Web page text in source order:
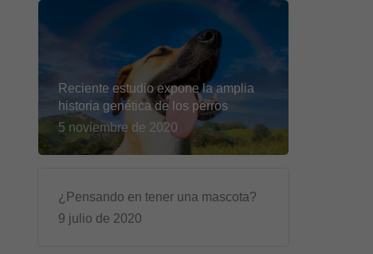
Reciente estudio expone la amplia
historia genética de los perros
5 noviembre de 2020
¿Pensando en tener una mascota?
9 julio de 2020